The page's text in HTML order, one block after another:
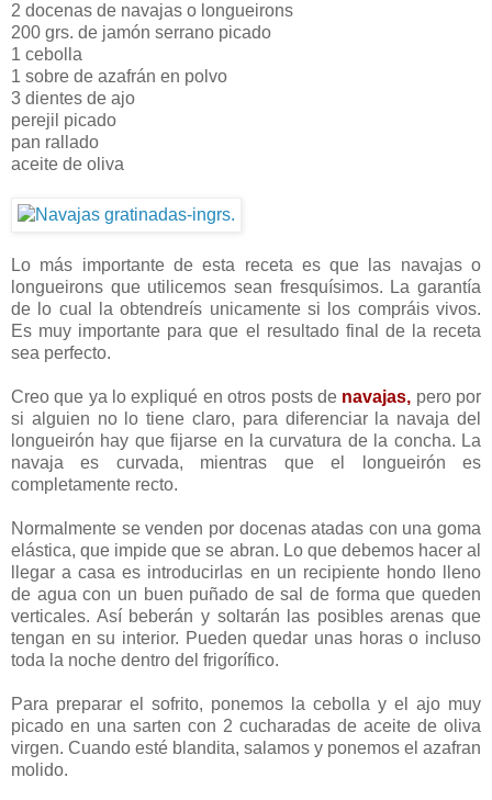
2 docenas de navajas o longueirons
200 grs. de jamón serrano picado
1 cebolla
1 sobre de azafrán en polvo
3 dientes de ajo
perejil picado
pan rallado
aceite de oliva
Lo más importante de esta receta es que las navajas o
longueirons que utilicemos sean fresquísimos. La garantía
de lo cual la obtendreís unicamente si los compráis vivos.
Es muy importante para que el resultado final de la receta
sea perfecto.
Creo que ya lo expliqué en otros posts de navajas, pero por
si alguien no lo tiene claro, para diferenciar la navaja del
longueirón hay que fijarse en la curvatura de la concha. La
navaja es curvada, mientras que el longueirón es
completamente recto.
Normalmente se venden por docenas atadas con una goma
elástica, que impide que se abran. Lo que debemos hacer al
llegar a casa es introducirlas en un recipiente hondo lleno
de agua con un buen puñado de sal de forma que queden
verticales. Así beberán y soltarán las posibles arenas que
tengan en su interior. Pueden quedar unas horas o incluso
toda la noche dentro del frigorífico.
Para preparar el sofrito, ponemos la cebolla y el ajo muy
picado en una sarten con 2 cucharadas de aceite de oliva
virgen. Cuando esté blandita, salamos y ponemos el azafran
molido.